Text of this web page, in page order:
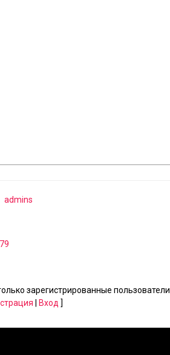
admins
зарегистрированные пользователи.
Вход ]